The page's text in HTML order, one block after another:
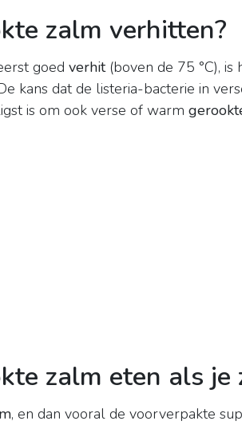
zalm verhitten?
goed verhit(boven de 75 °C), is
kans dat de listeria-bacterie in
is om ook verse of warm
zalm eten als je
, en dan vooral de voorverpakte